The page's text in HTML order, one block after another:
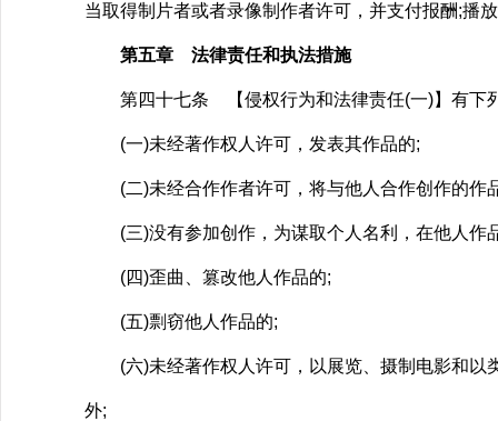
当取得制片者或者录像制作者许可，并支付报酬;播
第五章 法律责任和执法措施
第四十七条 【侵权行为和法律责任(一)】有下列
(一)未经著作权人许可，发表其作品的;
(二)未经合作作者许可，将与他人合作创作的作
(三)没有参加创作，为谋取个人名利，在他人作
(四)歪曲、篡改他人作品的;
(五)剽窃他人作品的;
(六)未经著作权人许可，以展览、摄制电影和以
外;